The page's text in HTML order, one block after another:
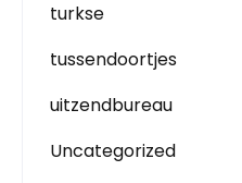
turkse
tussendoortjes
uitzendbureau
Uncategorized